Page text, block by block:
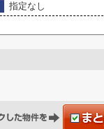
指定なし